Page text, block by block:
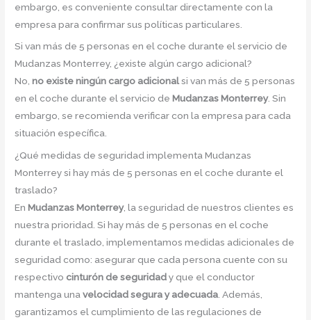
embargo, es conveniente consultar directamente con la
empresa para confirmar sus políticas particulares.
Si van más de 5 personas en el coche durante el servicio de
Mudanzas Monterrey, ¿existe algún cargo adicional?
No,no existe ningún cargo adicionalsi van más de 5 personas
en el coche durante el servicio deMudanzas Monterrey. Sin
embargo, se recomienda verificar con la empresa para cada
situación específica.
¿Qué medidas de seguridad implementa Mudanzas
Monterrey si hay más de 5 personas en el coche durante el
traslado?
EnMudanzas Monterrey, la seguridad de nuestros clientes es
nuestra prioridad. Si hay más de 5 personas en el coche
durante el traslado, implementamos medidas adicionales de
seguridad como: asegurar que cada persona cuente con su
respectivo cinturón de seguridady que el conductor
mantenga unavelocidad segura y adecuada . Además,
garantizamos el cumplimiento de las regulaciones de